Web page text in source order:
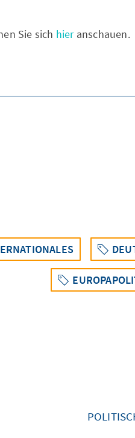
Sie sich hier anschauen.